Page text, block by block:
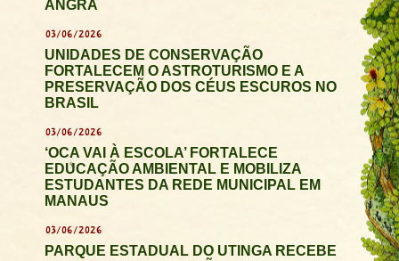
ANGRA
03/06/2026
UNIDADES DE CONSERVAÇÃO
FORTALECEM O ASTROTURISMO E A
PRESERVAÇÃO DOS CÉUS ESCUROS NO
BRASIL
03/06/2026
‘OCA VAI À ESCOLA’ FORTALECE
EDUCAÇÃO AMBIENTAL E MOBILIZA
ESTUDANTES DA REDE MUNICIPAL EM
MANAUS
03/06/2026
PARQUE ESTADUAL DO UTINGA RECEBE